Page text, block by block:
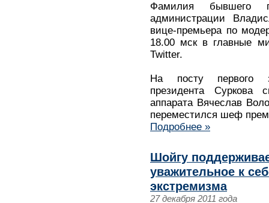
Фамилия бывшего
администрации
вице-премьера по
18.00 мск в главные
Twitter.
На посту первого
президента Суркова
аппарата Вячеслав
переместился шеф
Подробнее »
Шойгу
уважительное к
экстремизма
27 декабря 2011 года